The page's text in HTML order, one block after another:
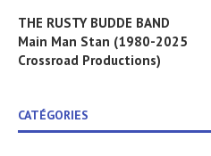
THE RUSTY BUDDE BAND
Main Man Stan (1980-2025
Crossroad Productions)
CATÉGORIES